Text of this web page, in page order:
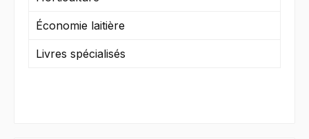
Économie laitière
Livres spécialisés